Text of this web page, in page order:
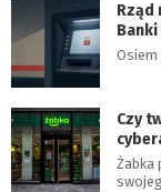
Rząd
Osiem
Czy
Żabka